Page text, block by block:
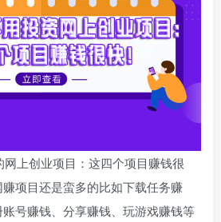
上创业项目：这四个项目赚钱很
项目还是蛮多的比如下载任务赚
号赚钱、分享赚钱、玩游戏赚钱等